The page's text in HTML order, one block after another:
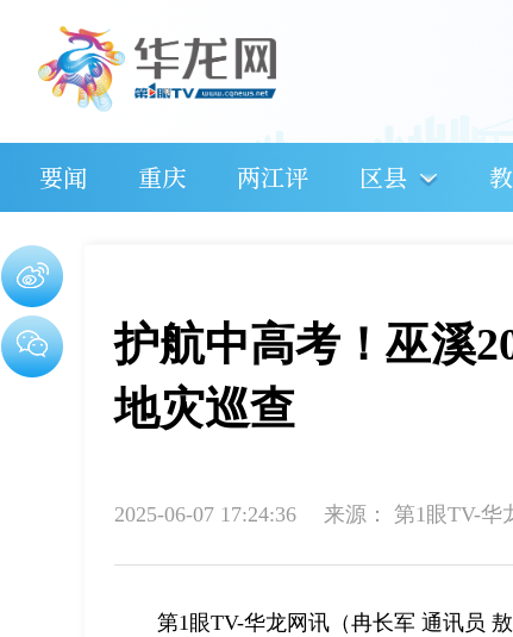
要闻 重庆 两江评 区县
护航中高考！巫溪
地灾巡查
2025-06-07 17:24:36 来源： 第1眼TV-华
第1眼TV-华龙网讯（冉长军 通讯员